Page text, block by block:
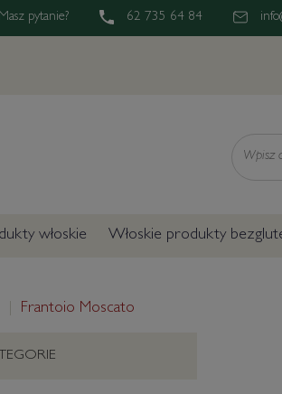
Masz pytanie? 62 735 64 84
włoskie Włoskie produkty
Frantoio Moscato